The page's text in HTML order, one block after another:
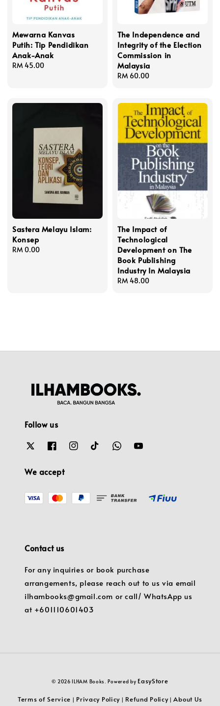
Mewarna Kanvas
Putih: Tip Pendidikan
Anak-Anak
Regular
RM 45.00
The Independence and
Integrity of the Election
Commission in
Malaysia
Regular
RM 60.00
Sastera Melayu Islam:
Konsep
Regular
RM 0.00
The Impact of
Technological
Development on The
Book Publishing
Industry In Malaysia
Regular
RM 48.00
Follow us
We accept
Contact us
For any inquiries or book purchase
arrangements, please reach out to us via email
ilhambooks@gmail.com or call/ WhatsApp us
at +601110601403
© 2026 ILHAM Books. Powered by EasyStore
Terms of Service | Privacy Policy | Refund Policy|About Us